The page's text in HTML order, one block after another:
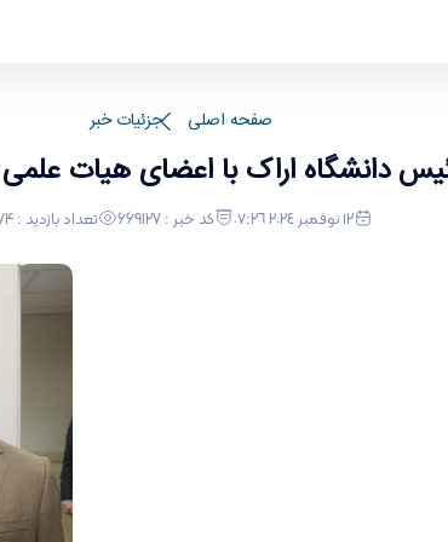
صفحه اصلی جزئیات خبر
دانشگاه اراک با اعضای هیات
١٢ نوفمبر ٢٠٢٤ ٠٧:٢٦ کد خبر : 669127 تعداد بازدید : 6074